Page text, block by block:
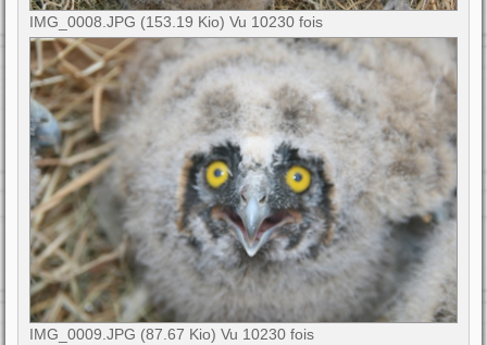
IMG_0008.JPG (153.19 Kio) Vu 10230 fois
IMG_0009.JPG (87.67 Kio) Vu 10230 fois